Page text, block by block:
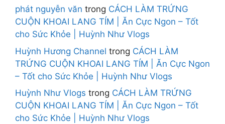
phát nguyễn văn trong CÁCH LÀM TRỨNG
CUỘN KHOAI LANG TÍM | Ăn Cực Ngon – Tốt
cho Sức Khỏe | Huỳnh Như Vlogs
Huỳnh Hương Channel trong CÁCH LÀM
TRỨNG CUỘN KHOAI LANG TÍM | Ăn Cực Ngon
– Tốt cho Sức Khỏe | Huỳnh Như Vlogs
Huỳnh Như Vlogs trong CÁCH LÀM TRỨNG
CUỘN KHOAI LANG TÍM | Ăn Cực Ngon – Tốt
cho Sức Khỏe | Huỳnh Như Vlogs